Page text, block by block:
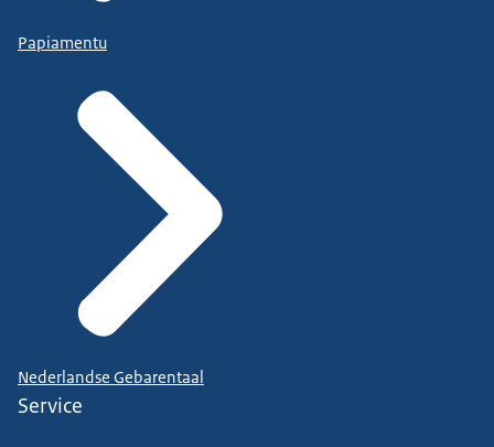
Papiamentu
Nederlandse Gebarentaal
Service